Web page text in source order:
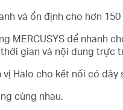
và ổn định cho hơn
MERCUSYS để nhanh
gian và nội dung trực
Halo cho kết nối có dây
cùng nhau.